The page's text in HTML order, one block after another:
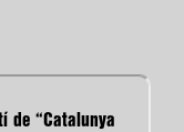
de “Catalunya